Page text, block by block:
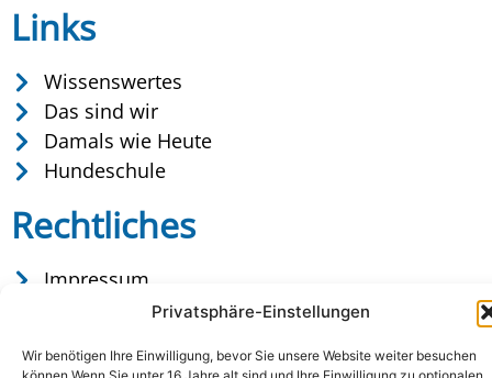
Privatsphäre-Einstellungen
Wir benötigen Ihre Einwilligung, bevor Sie unsere Website weiter besuchen
Links
Wissenswertes
Das sind wir
Damals wie Heute
Hundeschule
Rechtliches
Impressum
Datenschutz